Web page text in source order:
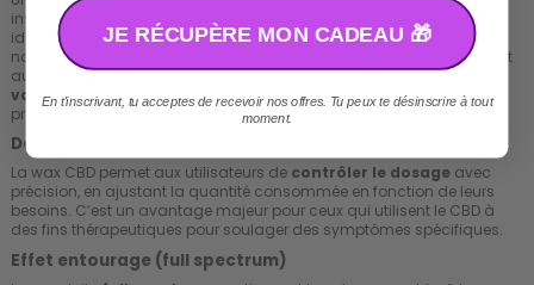
instantané. Grâce à sa
concentration élevée en CBD , elle est
idéale pour les utilisateurs cherchant unsoulagement immédiat
notamment en cas de douleur, d’anxiété ou de stress. Contrairement
aux huiles ou aux gélules, la wax CBD, consommée pardabbing
vaporisation, pénètre rapidement dans le système sanguin,
procurant des effets rapides.
Dosage contrôlé
La wax CBD permet aux utilisateurs de contrôler le dosage avec
précision, en ajustant la quantité consommée en fonction de leurs
besoins. C’est un avantage majeur pour ceux qui utilisent le CBD à
des fins thérapeutiques pour soulager des symptômes spécifiques.
Effet entourage (full spectrum)
JE RÉCUPÈRE MON CADEAU 🎁
En t'inscrivant, tu acceptes de recevoir nos offres. Tu peux te désinscrire à tout
moment.